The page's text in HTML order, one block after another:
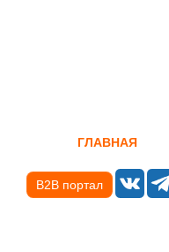
ГЛАВНАЯ
B2B портал